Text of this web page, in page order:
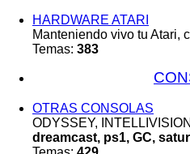
HARDWARE ATARI
Manteniendo vivo tu Atari,
Temas: 383
OTRAS CONSOLAS
ODYSSEY,
dreamcast, ps1, GC,